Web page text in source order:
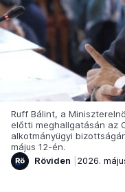
Ruff Bálint, a
előtti meghallgatásán az
alkotmányügyi
május 12-én.
Röviden
2026.